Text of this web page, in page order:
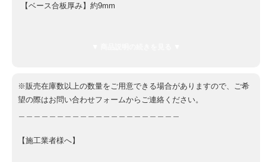
【ベース合板厚み】約9mm
※販売在庫数以上の数量をご用意できる場合がありますので、ご希
望の際はお問い合わせフォームからご連絡ください。
【施工業者様へ】